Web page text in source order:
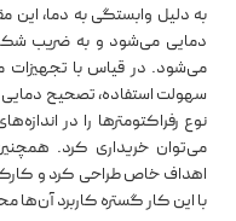
به دلیل وابستگی به دما،
دمایی می‌شود و به ضریب
می‌شود. در قیاس با تجهیزات
سهولت استفاده، تصحیح
نوع رفراکتومترها را در
می‌توان خریداری کرد.
اهداف خاص طراحی کرد و
با این کار گستره کاربرد